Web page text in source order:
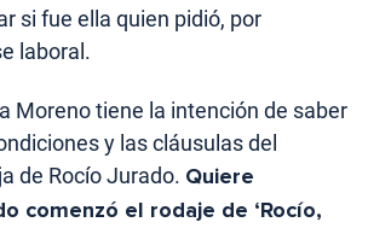
si fue ella quien pidió, por
laboral.
Moreno tiene la intención de saber
y las cláusulas del
de Rocío Jurado. Quiere
comenzó el rodaje de ‘Rocío,